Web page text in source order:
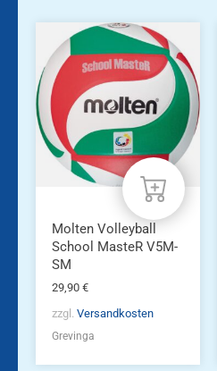
Molten Volleyball
School MasteR V5M-
SM
29,90 €
zzgl. Versandkosten
Grevinga